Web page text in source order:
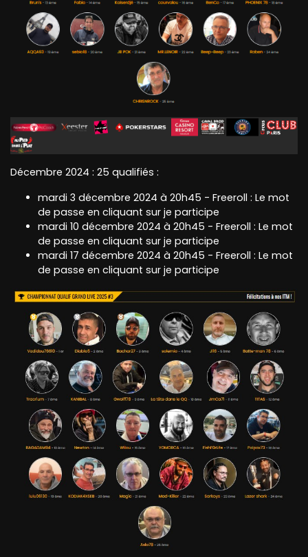
Décembre 2024 : 25 qualifiés :
mardi 3 décembre 2024 à 20h45 - Freeroll : Le mot
de passe en cliquant sur je participe
mardi 10 décembre 2024 à 20h45 - Freeroll : Le mot
de passe en cliquant sur je participe
mardi 17 décembre 2024 à 20h45 - Freeroll : Le mot
de passe en cliquant sur je participe